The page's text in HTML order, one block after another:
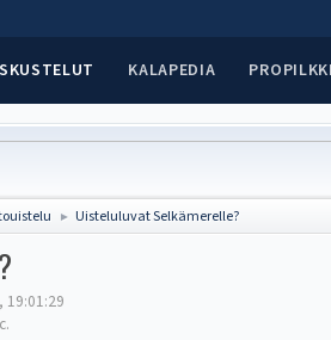
KALAPEDIA PROPILKKI
► Uisteluluvat Selkämerelle?
19:01:29